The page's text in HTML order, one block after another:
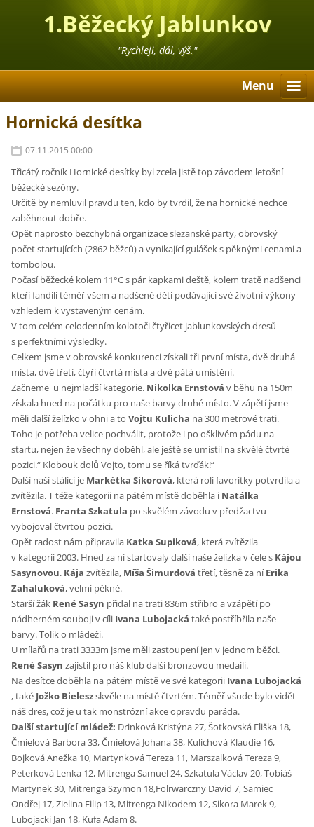
1.Běžecký Jablunkov
"Rychleji, dál, výš."
Menu
Hornická desítka
07.11.2015 00:00
Třicátý ročník Hornické desítky byl zcela jistě top závodem letošní
běžecké sezóny.
Určitě by nemluvil pravdu ten, kdo by tvrdil, že na hornické nechce
zaběhnout dobře.
Opět naprosto bezchybná organizace slezanské party, obrovský
počet startujících (2862 běžců) a vynikající gulášek s pěknými cenami a
tombolou.
Počasí běžecké kolem 11°C s pár kapkami deště, kolem tratě nadšenci
kteří fandili téměř všem a nadšené děti podávající své životní výkony
vzhledem k vystaveným cenám.
V tom celém celodenním kolotoči čtyřicet jablunkovských dresů
s perfektními výsledky.
Celkem jsme v obrovské konkurenci získali tři první místa, dvě druhá
místa, dvě třetí, čtyři čtvrtá místa a dvě pátá umístění.
Začneme u nejmladší kategorie. Nikolka Ernstová v běhu na 150m
získala hned na počátku pro naše barvy druhé místo. V zápětí jsme
měli další želízko v ohni a toVojtu Kulicha na 300 metrové trati.
Toho je potřeba velice pochválit, protože i po ošklivém pádu na
startu, nejen že všechny doběhl, ale ještě se umístil na skvělé čtvrté
pozici.“ Klobouk dolů Vojto, tomu se říká tvrďák!“
Další naší stálicí je Markétka Sikorová, která roli favoritky potvrdila a
zvítězila. T téže kategorii na pátém místě doběhla i Natálka
Ernstová. Franta Szkatula po skvělém závodu v předžactvu
vybojoval čtvrtou pozici.
Opět radost nám připravila Katka Supiková, která zvítězila
v kategorii 2003. Hned za ní startovaly další naše želízka v čele s Kájou
Sasynovou. Kája zvítězila, Míša Šimurdová třetí, těsně za níErika
Zahaluková, velmi pěkné.
Starší žák René Sasyn přidal na trati 836m stříbro a vzápětí po
nádherném souboji v cíli Ivana Lubojacká také postříbřila naše
barvy. Tolik o mládeži.
U mílařů na trati 3333m jsme měli zastoupení jen v jednom běžci.
René Sasyn zajistil pro náš klub další bronzovou medaili.
Na desítce doběhla na pátém místě ve své kategorii Ivana Lubojacká
, také Jožko Bieleszskvěle na místě čtvrtém. Téměř všude bylo vidět
náš dres, což je u tak monstrózní akce opravdu paráda.
Další startující mládež: Drinková Kristýna 27, Šotkovská Eliška 18,
Čmielová Barbora 33, Čmielová Johana 38, Kulichová Klaudie 16,
Bojková Anežka 10, Martynková Tereza 11, Marszalková Tereza 9,
Peterková Lenka 12, Mitrenga Samuel 24, Szkatula Václav 20, Tobiáš
Martynek 30, Mitrenga Szymon 18,Folrwarczny David 7, Samiec
Ondřej 17, Zielina Filip 13, Mitrenga Nikodem 12, Sikora Marek 9,
Lubojacki Jan 18, Kufa Adam 8.